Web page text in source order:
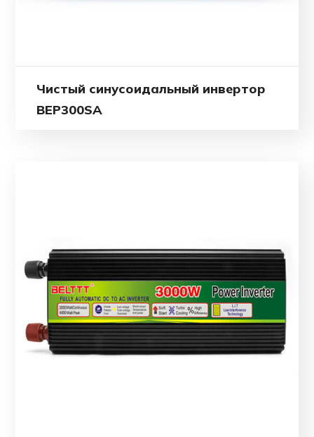
Чистый синусоидальный инвертор
BEP300SA